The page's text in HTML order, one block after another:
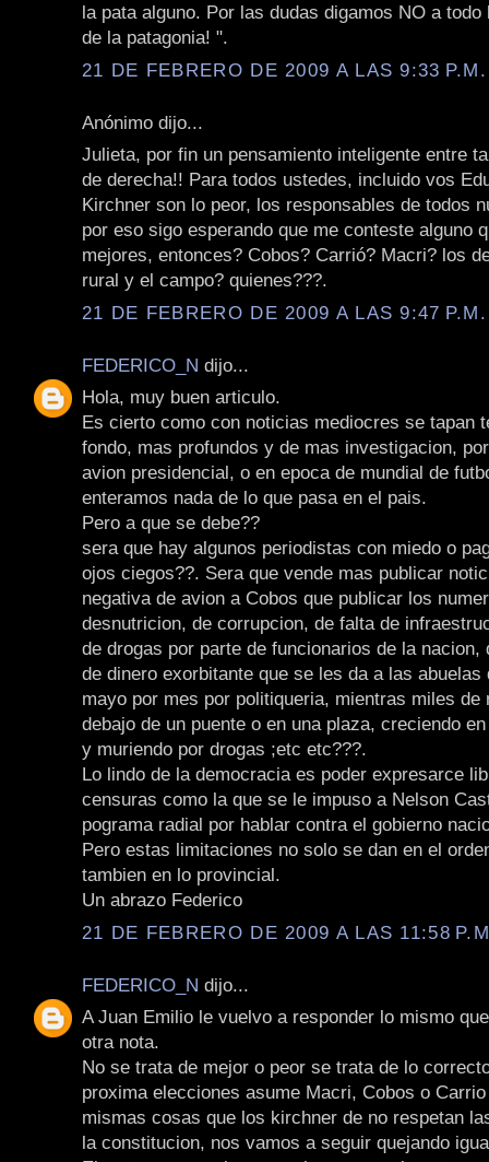
la pata alguno. Por las dudas digamos NO a todo
de la patagonia! ".
21 DE FEBRERO DE 2009 A LAS 9:33 P.M.
Anónimo dijo...
Julieta, por fin un pensamiento inteligente entre
de derecha!! Para todos ustedes, incluido vos
Kirchner son lo peor, los responsables de todos
por eso sigo esperando que me conteste alguno
mejores, entonces? Cobos? Carrió? Macri? los
rural y el campo? quienes???.
21 DE FEBRERO DE 2009 A LAS 9:47 P.M.
FEDERICO_N dijo...
Hola, muy buen articulo.
Es cierto como con noticias mediocres se tapan
fondo, mas profundos y de mas investigacion,
avion presidencial, o en epoca de mundial de
enteramos nada de lo que pasa en el pais.
Pero a que se debe??
sera que hay algunos periodistas con miedo o
ojos ciegos??. Sera que vende mas publicar
negativa de avion a Cobos que publicar los
desnutricion, de corrupcion, de falta de
de drogas por parte de funcionarios de la nacion,
de dinero exorbitante que se les da a las abuelas
mayo por mes por politiqueria, mientras miles de
debajo de un puente o en una plaza, creciendo
y muriendo por drogas ;etc etc???.
Lo lindo de la democracia es poder expresarce
censuras como la que se le impuso a Nelson
pograma radial por hablar contra el gobierno
Pero estas limitaciones no solo se dan en el
tambien en lo provincial.
Un abrazo Federico
21 DE FEBRERO DE 2009 A LAS 11:58
FEDERICO_N dijo...
A Juan Emilio le vuelvo a responder lo mismo
otra nota.
No se trata de mejor o peor se trata de lo
proxima elecciones asume Macri, Cobos o
mismas cosas que los kirchner de no respetan
la constitucion, nos vamos a seguir quejando